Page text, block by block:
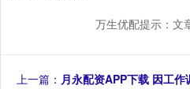
万生优配提示：文
上一篇： 月永配资APP下载 因工